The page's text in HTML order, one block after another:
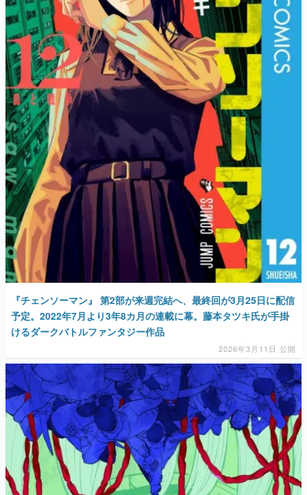
『チェンソーマン』 第2部が来週完結へ、最終回が3月25日に配信
予定。2022年7月より3年8カ月の連載に幕。藤本タツキ氏が手掛
けるダークバトルファンタジー作品
2026年3月11日 公開